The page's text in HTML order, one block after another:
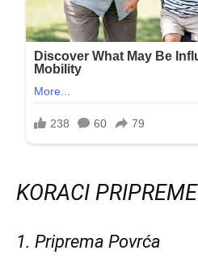
KORACI PRIPREME
1. Priprema Povrća